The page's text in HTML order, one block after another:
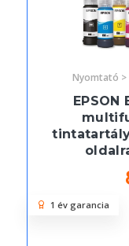
Nyomtató >
1 év garancia